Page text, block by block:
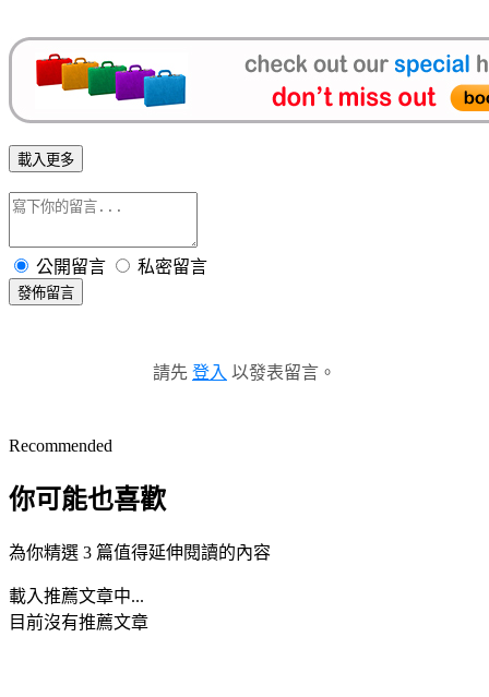
載入更多
公開留言 私密留言
發佈留言
請先 登入 以發表留言。
Recommended
你可能也喜歡
為你精選 3 篇值得延伸閱讀的內容
載入推薦文章中...
目前沒有推薦文章